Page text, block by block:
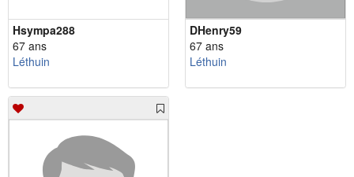
Hsympa288
67 ans
Léthuin
DHenry59
67 ans
Léthuin